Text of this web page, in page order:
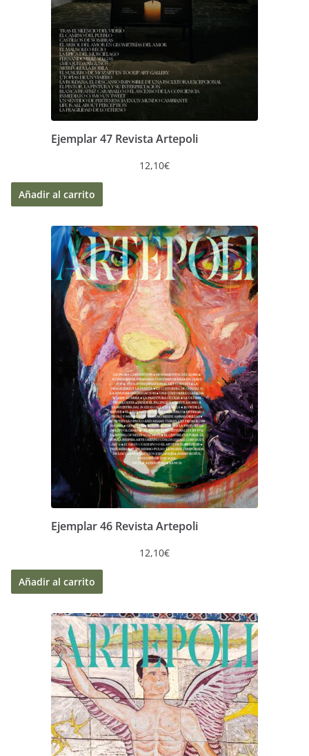
Ejemplar 47 Revista Artepoli
12,10€
Añadir al carrito
Ejemplar 46 Revista Artepoli
12,10€
Añadir al carrito